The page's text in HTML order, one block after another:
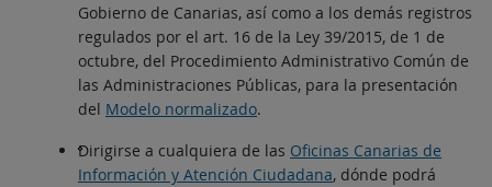
Gobierno de Canarias, así como a los demás registros
regulados por el art. 16 de la Ley 39/2015, de 1 de
octubre, del Procedimiento Administrativo Común de
las Administraciones Públicas, para la presentación
del Modelo normalizado.
Dirigirse a cualquiera de las Oficinas Canarias de
Información y Atención Ciudadana, dónde podrá